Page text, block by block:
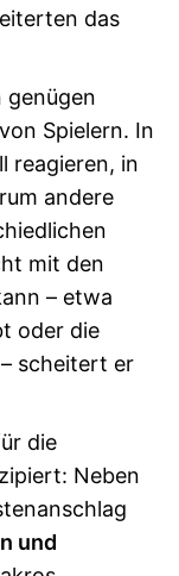
das
genügen
Spielern. In
reagieren, in
andere
mit den
– etwa
oder die
scheitert er
die
Neben
und